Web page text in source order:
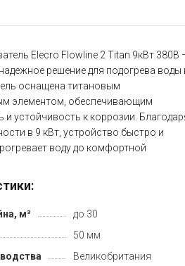
Elecro Flowline 2 Titan 9кВт 380В
решение для подогрева воды
оснащена титановым
элементом, обеспечивающим
и устойчивость к коррозии.
в 9 кВт, устройство быстро и
воду до комфортной
м³
до 30
50 мм
Великобритания